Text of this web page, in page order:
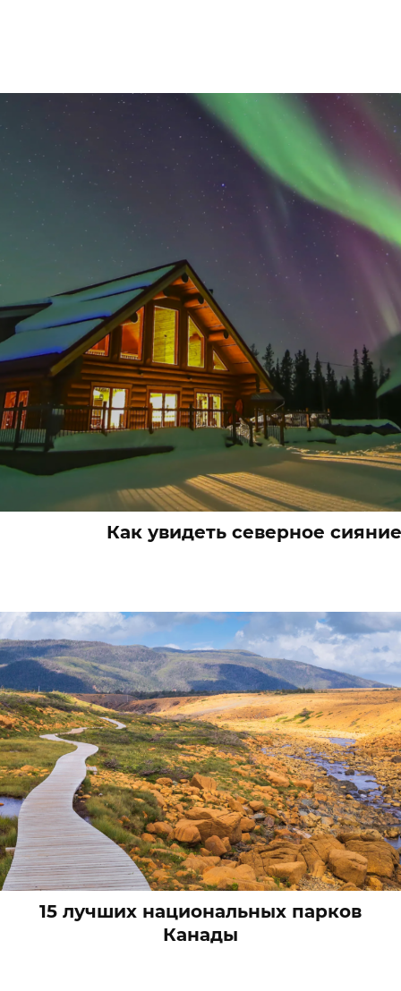
Как увидеть северное
15 лучших национальных парков
Канады